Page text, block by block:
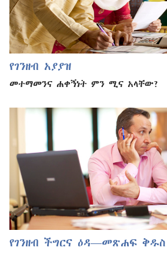
የገንዘብ አያያዝ
መተማመንና ሐቀኝነት ምን ሚና አላቸው?
የገንዘብ ችግርና ዕዳ—መጽሐፍ